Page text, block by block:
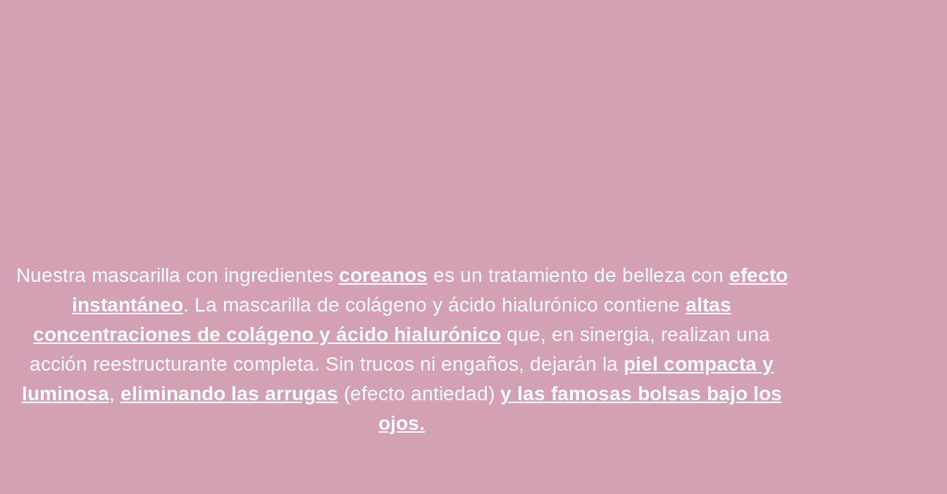
Nuestra mascarilla con ingredientes coreanos es un tratamiento de belleza con efecto
instantáneo. La mascarilla de colágeno y ácido hialurónico contiene altas
concentraciones de colágeno y ácido hialurónico que, en sinergia, realizan una
acción reestructurante completa. Sin trucos ni engaños, dejarán la piel compacta y
luminosa, eliminando las arrugas (efecto antiedad) y las famosas bolsas bajo los
ojos.